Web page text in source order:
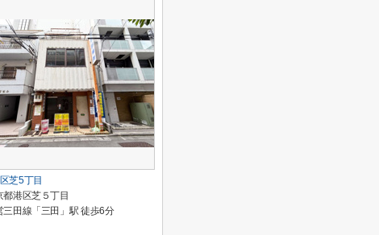
芝5丁目
都港区芝５丁目
三田線「三田」駅 徒歩6分